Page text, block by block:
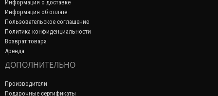
Информация о доставке
Информация об оплате
Пользовательское соглашение
Политика конфиденциальности
Возврат товара
Аренда
ДОПОЛНИТЕЛЬНО
Производители
Подарочные сертификаты